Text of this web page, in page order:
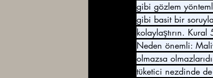
gibi gözlem
gibi basit bir
kolaylaştırın. Kural
Neden önemli:
olmazsa
tüketici nezdinde